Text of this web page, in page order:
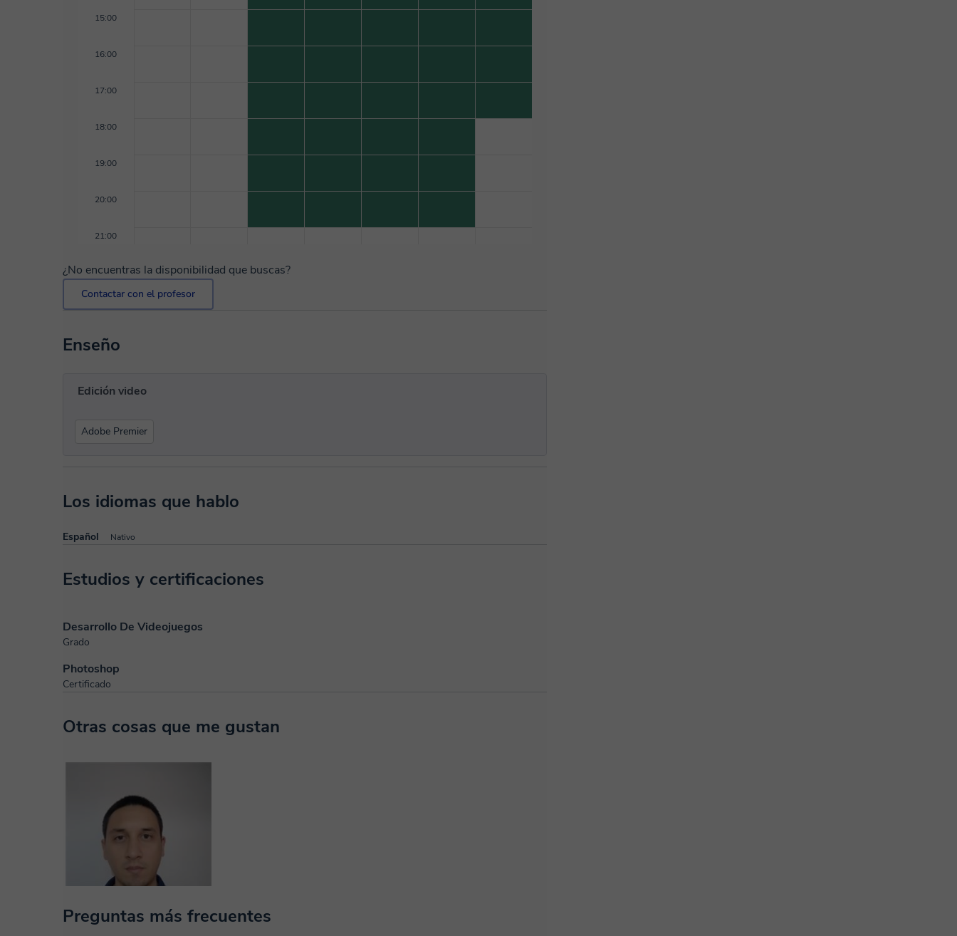
15:00
16:00
17:00
18:00
19:00
20:00
21:00
¿No encuentras la disponibilidad que buscas?
Contactar con el profesor
Enseño
Edición video
Adobe Premier
Los idiomas que hablo
Español Nativo
Estudios y certificaciones
Desarrollo De Videojuegos
Grado
Photoshop
Certificado
Otras cosas que me gustan
Preguntas más frecuentes